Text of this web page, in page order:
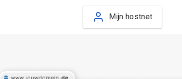
Mijn hostnet